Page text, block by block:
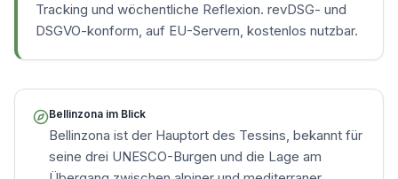
Tracking und wöchentliche Reflexion. revDSG- und
DSGVO-konform, auf EU-Servern, kostenlos nutzbar.
Bellinzona im Blick
Bellinzona ist der Hauptort des Tessins, bekannt für
seine drei UNESCO-Burgen und die Lage am